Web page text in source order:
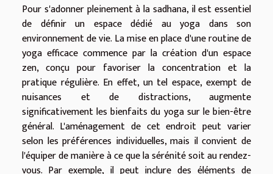
Pour s'adonner pleinement à la sadhana, il est essentiel
de définir un espace dédié au yoga dans son
environnement de vie. La mise en place d'une routine de
yoga efficace commence par la création d'un espace
zen, conçu pour favoriser la concentration et la
pratique régulière. En effet, un tel espace, exempt de
nuisances et de distractions, augmente
significativement les bienfaits du yoga sur le bien-être
général. L'aménagement de cet endroit peut varier
selon les préférences individuelles, mais il convient de
l'équiper de manière à ce que la sérénité soit au rendez-
vous. Par exemple, il peut inclure des éléments de